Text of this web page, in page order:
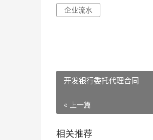
企业流水
开发银行委托代理合同
« 上一篇
相关推荐